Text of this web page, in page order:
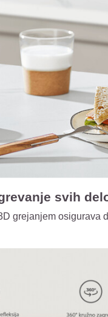
svih
grejanjem